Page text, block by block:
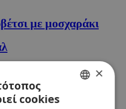
με μοσχαράκι
×
cookies